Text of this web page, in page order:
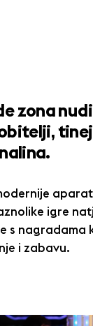
zona
igre
s nagradama
i zabavu.